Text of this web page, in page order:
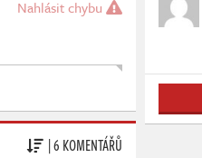
Nahlásit chybu
| 6 KOMENTÁŘŮ